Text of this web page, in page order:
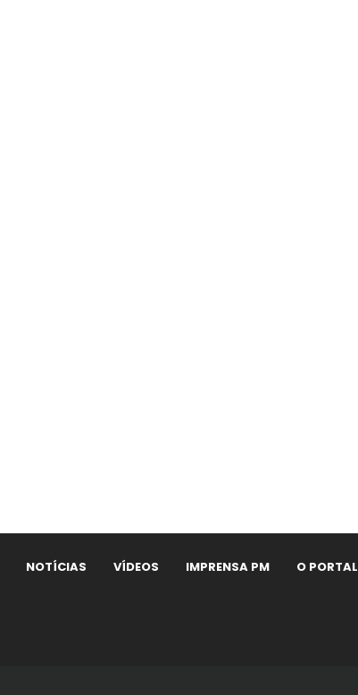
NOTÍCIAS VÍDEOS IMPRENSA PM O PORTAL